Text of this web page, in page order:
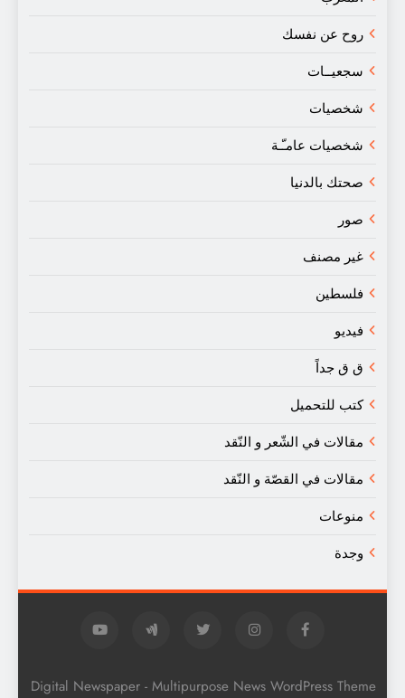
روح عن نفسك
سجعيــات
شخصيات
شخصيات عامـّـة
صحتك بالدنيا
صور
غير مصنف
فلسطين
فيديو
ق ق جداً
كتب للتحميل
مقالات في الشّعر و النّقد
مقالات في القصّة و النّقد
منوعات
وجدة
Digital Newspaper - Multipurpose News WordPress Theme